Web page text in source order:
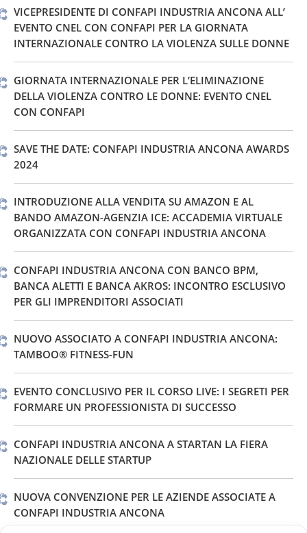
VICEPRESIDENTE DI CONFAPI INDUSTRIA ANCONA ALL’
EVENTO CNEL CON CONFAPI PER LA GIORNATA
INTERNAZIONALE CONTRO LA VIOLENZA SULLE DONNE
GIORNATA INTERNAZIONALE PER L’ELIMINAZIONE
DELLA VIOLENZA CONTRO LE DONNE: EVENTO CNEL
CON CONFAPI
SAVE THE DATE: CONFAPI INDUSTRIA ANCONA AWARDS
2024
INTRODUZIONE ALLA VENDITA SU AMAZON E AL
BANDO AMAZON-AGENZIA ICE: ACCADEMIA VIRTUALE
ORGANIZZATA CON CONFAPI INDUSTRIA ANCONA
CONFAPI INDUSTRIA ANCONA CON BANCO BPM,
BANCA ALETTI E BANCA AKROS: INCONTRO ESCLUSIVO
PER GLI IMPRENDITORI ASSOCIATI
NUOVO ASSOCIATO A CONFAPI INDUSTRIA ANCONA:
TAMBOO® FITNESS-FUN
EVENTO CONCLUSIVO PER IL CORSO LIVE: I SEGRETI PER
FORMARE UN PROFESSIONISTA DI SUCCESSO
CONFAPI INDUSTRIA ANCONA A STARTAN LA FIERA
NAZIONALE DELLE STARTUP
NUOVA CONVENZIONE PER LE AZIENDE ASSOCIATE A
CONFAPI INDUSTRIA ANCONA